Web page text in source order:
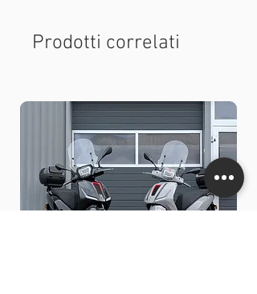
Prodotti correlati